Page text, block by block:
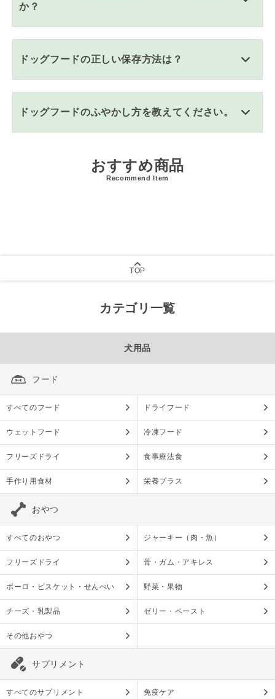
か？
ドッグフードの正しい保存方法は？
ドッグフードのふやかし方を教えてください。
おすすめ商品
Recommend Item
TOP
カテゴリ一覧
犬用品
フード
すべてのフード ドライフード
ウェットフード 冷凍フード
フリーズドライ 食事療法食
手作り用食材 栄養プラス
おやつ
すべてのおやつ ジャーキー（肉・魚）
フリーズドライ 骨・ガム・アキレス
ボーロ・ビスケット・せんべい 野菜・果物
チーズ・乳製品 ゼリー・ペースト
その他おやつ
サプリメント
すべてのサプリメント 免疫ケア